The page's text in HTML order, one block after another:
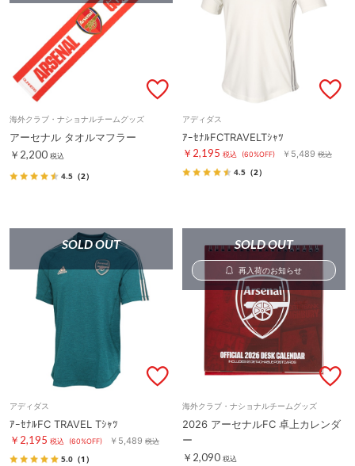
海外クラブ・ナショナルチームグッズ
アーセナル タオルマフラー
￥2,200 税込
4.5 （2）
アディダス
ｱｰｾﾅﾙFCTRAVELTｼｬﾂ
￥2,195 税込 (60%OFF) ￥5,489 税込
4.5 （2）
SOLD OUT
アディダス
ｱｰｾﾅﾙFC TRAVEL Tｼｬﾂ
￥2,195 税込 (60%OFF) ￥5,489 税込
5.0 （1）
SOLD OUT
再入荷のお知らせ
海外クラブ・ナショナルチームグッズ
2026 アーセナルFC 卓上カレンダ
ー
￥2,090 税込